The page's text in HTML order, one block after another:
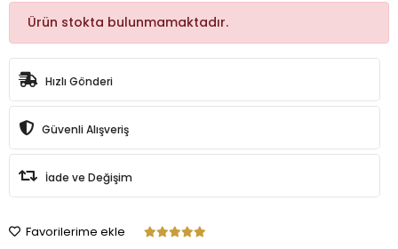
Ürün stokta bulunmamaktadır.
Hızlı Gönderi
Güvenli Alışveriş
İade ve Değişim
Favorilerime ekle